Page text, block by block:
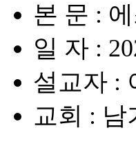
본 문 :
일 자 :
설교자 :
교회 : 남